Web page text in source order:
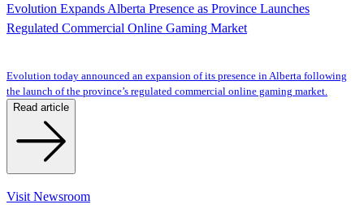
Evolution Expands Alberta Presence as Province Launches
Regulated Commercial Online Gaming Market
Evolution today announced an expansion of its presence in Alberta following
the launch of the province’s regulated commercial online gaming market.
Read article
Visit Newsroom